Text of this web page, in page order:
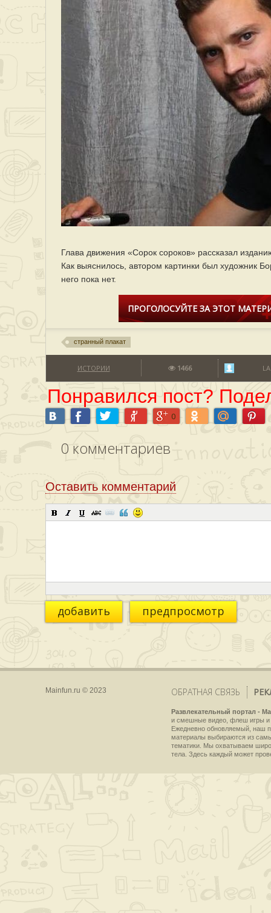
Глава движения «Сорок сороков» рассказал
Как выяснилось, автором картинки был художник
него пока нет.
ПРОГОЛОСУЙТЕ ЗА ЭТОТ
странный плакат
ИСТОРИИ 1466
Понравился пост?
0
0 комментариев
Оставить комментарий
добавить предпросмотр
Mainfun.ru © 2023 ОБРАТНАЯ СВЯЗЬ
Развлекательный портал -
и смешные видео, флеш игры и
Ежедневно обновляемый, наш
материалы выбираются из
тематики. Мы охватываем
тела. Здесь каждый может